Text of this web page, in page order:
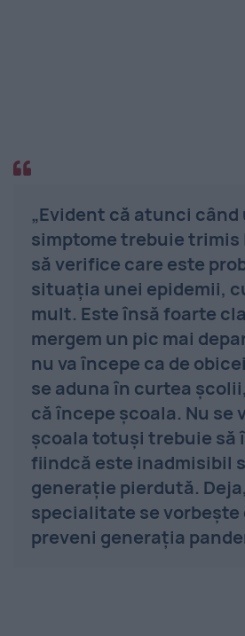
„Evident că atunci când
simptome trebuie trimis
să verifice care este
situația unei epidemii,
mult. Este însă foarte
mergem un pic mai
nu va începe ca de
se aduna în curtea
că începe școala. Nu se
școala totuși trebuie să
fiindcă este inadmisibil
generație pierdută.
specialitate se vorbește
preveni generația